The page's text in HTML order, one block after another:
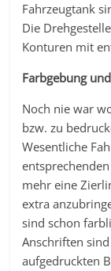
Fahrzeugtank
Die
Konturen mit
Farbgebung
Noch nie war
bzw. zu
Wesentliche
mehr eine
extra
sind schon
Anschriften
aufgedruckten